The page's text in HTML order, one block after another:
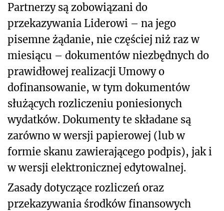
Partnerzy są zobowiązani do
przekazywania Liderowi – na jego
pisemne żądanie, nie częściej niż raz w
miesiącu – dokumentów niezbędnych do
prawidłowej realizacji Umowy o
dofinansowanie, w tym dokumentów
służących rozliczeniu poniesionych
wydatków. Dokumenty te składane są
zarówno w wersji papierowej (lub w
formie skanu zawierającego podpis), jak i
w wersji elektronicznej edytowalnej.
Zasady dotyczące rozliczeń oraz
przekazywania środków finansowych